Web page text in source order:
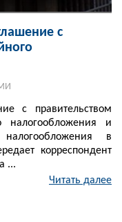
с
с правительством
налогообложения и
в
корреспондент
...
Читать далее